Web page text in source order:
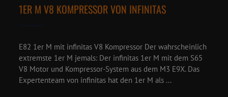
1ER M V8 KOMPRESSOR VON INFINITAS
E82 1er M mit infinitas V8 Kompressor Der wahrscheinlich
extremste 1er M jemals: Der infinitas 1er M mit dem S65
V8 Motor und Kompressor-System aus dem M3 E9X. Das
Expertenteam von infinitas hat den 1er M als ...